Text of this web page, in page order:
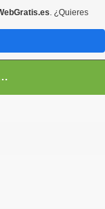
INDÍGENAS DEL PUEBLO SIONA
. ¿Quieres